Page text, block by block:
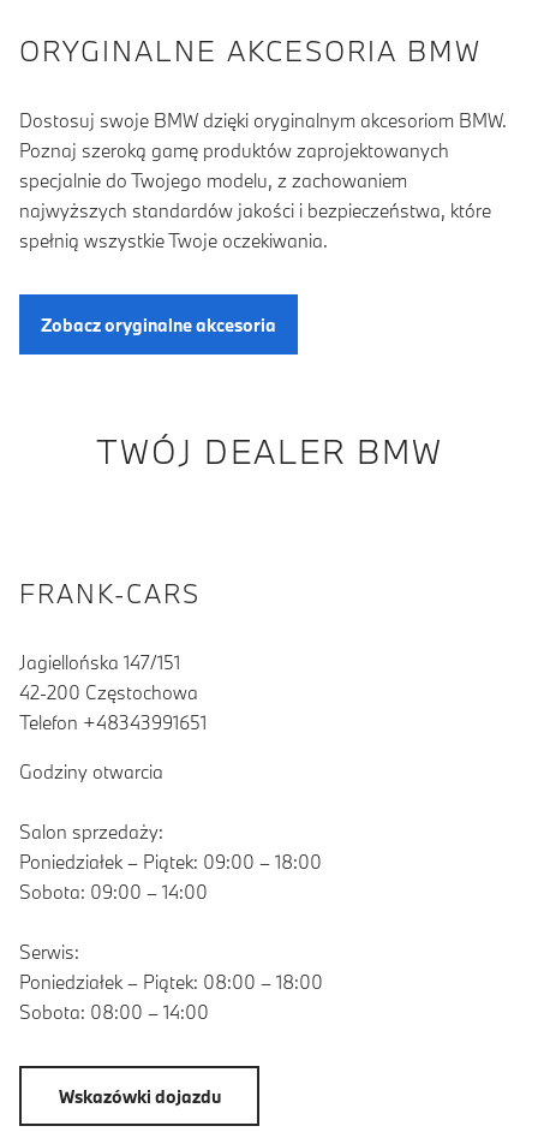
ORYGINALNE AKCESORIA BMW
Dostosuj swoje BMW dzięki oryginalnym akcesoriom BMW.
Poznaj szeroką gamę produktów zaprojektowanych
specjalnie do Twojego modelu, z zachowaniem
najwyższych standardów jakości i bezpieczeństwa, które
spełnią wszystkie Twoje oczekiwania.
Zobacz oryginalne akcesoria
TWÓJ DEALER BMW
FRANK-CARS
Jagiellońska 147/151
42-200 Częstochowa
Telefon +48343991651
Godziny otwarcia
Salon sprzedaży:
Poniedziałek – Piątek: 09:00 – 18:00
Sobota: 09:00 – 14:00
Serwis:
Poniedziałek – Piątek: 08:00 – 18:00
Sobota: 08:00 – 14:00
Wskazówki dojazdu